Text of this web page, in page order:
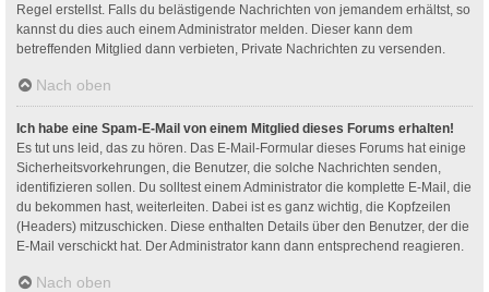
Regel erstellst. Falls du belästigende Nachrichten von jemandem erhältst, so
kannst du dies auch einem Administrator melden. Dieser kann dem
betreffenden Mitglied dann verbieten, Private Nachrichten zu versenden.
Nach oben
Ich habe eine Spam-E-Mail von einem Mitglied dieses Forums erhalten!
Es tut uns leid, das zu hören. Das E-Mail-Formular dieses Forums hat einige
Sicherheitsvorkehrungen, die Benutzer, die solche Nachrichten senden,
identifizieren sollen. Du solltest einem Administrator die komplette E-Mail, die
du bekommen hast, weiterleiten. Dabei ist es ganz wichtig, die Kopfzeilen
(Headers) mitzuschicken. Diese enthalten Details über den Benutzer, der die
E-Mail verschickt hat. Der Administrator kann dann entsprechend reagieren.
Nach oben